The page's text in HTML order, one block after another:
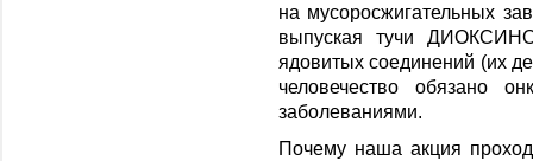
на мусоросжигательных
выпуская тучи
ядовитых соединений (их
человечество обязано
заболеваниями.
Почему наша акция